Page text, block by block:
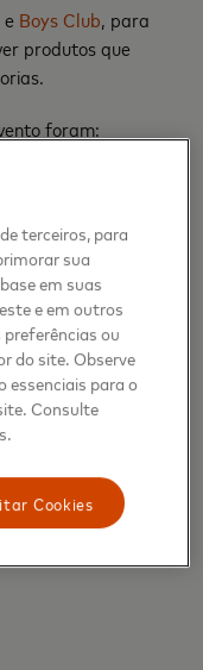
e Boys Club, para
produtos que
foram:
observador”,
“Quero que as
e, para construir e
de como
organiza um
desde o qué é
em
terceiros, para
sua
em suas
e em outros
ou
do site. Observe
essenciais para o
Consulte
Cookies